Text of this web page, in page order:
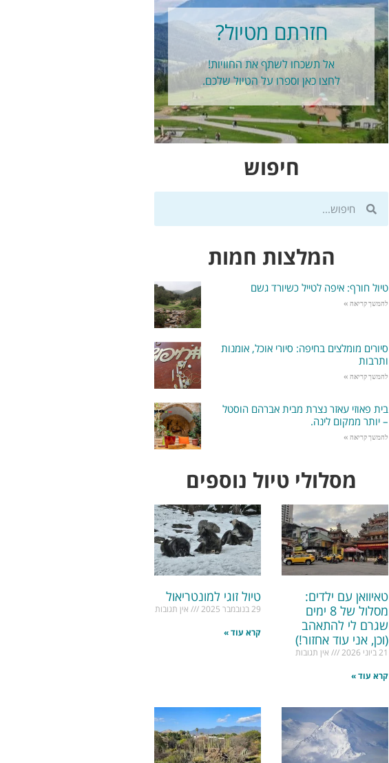
חזרתם מטיול?
אל תשכחו לשתף את החוויות!
לחצו כאן וספרו על הטיול שלכם.
חיפוש
המלצות חמות
טיול חורף: איפה לטייל כשיורד גשם
להמשך קריאה »
סיורים מומלצים בחיפה: סיורי אוכל, אומנות
ותרבות
להמשך קריאה »
בית פאוזי עאזר נצרת מבית אברהם הוסטל
– יותר ממקום לינה.
להמשך קריאה »
מסלולי טיול נוספים
טאיוואן עם ילדים:
מסלול של 8 ימים
שגרם לי להתאהב
(וכן, אני עוד אחזור!)
21 ביוני 2026
אין תגובות
קרא עוד »
טיול זוגי למונטריאול
29 בנובמבר 2025
אין תגובות
קרא עוד »